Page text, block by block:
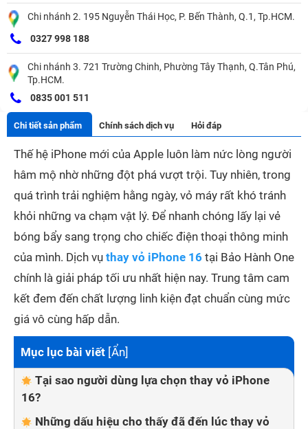
Chi nhánh 2. 195 Nguyễn Thái Học, P. Bến Thành, Q.1, Tp.HCM.
0327 998 188
Chi nhánh 3. 721 Trường Chinh, Phường Tây Thạnh, Q.Tân Phú,
Tp.HCM.
0835 001 511
Chi tiết sản phẩm Chính sách dịch vụ Hỏi đáp
Thế hệ iPhone mới của Apple luôn làm nức lòng người
hâm mộ nhờ những đột phá vượt trội. Tuy nhiên, trong
quá trình trải nghiệm hằng ngày, vỏ máy rất khó tránh
khỏi những va chạm vật lý. Để nhanh chóng lấy lại vẻ
bóng bẩy sang trọng cho chiếc điện thoại thông minh
của mình. Dịch vụ thay vỏ iPhone 16 tại Bảo Hành One
chính là giải pháp tối ưu nhất hiện nay. Trung tâm cam
kết đem đến chất lượng linh kiện đạt chuẩn cùng mức
giá vô cùng hấp dẫn.
Mục lục bài viết [Ẩn]
Tại sao người dùng lựa chọn thay vỏ iPhone
16?
Những dấu hiệu cho thấy đã đến lúc thay vỏ